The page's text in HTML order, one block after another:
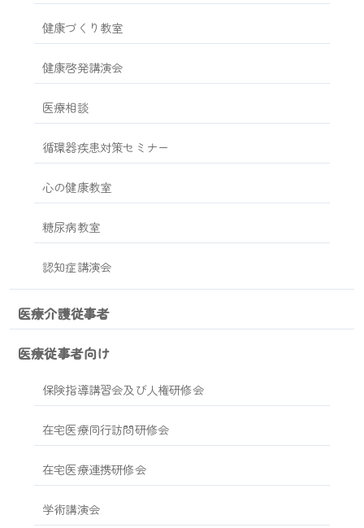
健康づくり教室
健康啓発講演会
医療相談
循環器疾患対策セミナー
心の健康教室
糖尿病教室
認知症講演会
医療介護従事者
医療従事者向け
保険指導講習会及び人権研修会
在宅医療同行訪問研修会
在宅医療連携研修会
学術講演会